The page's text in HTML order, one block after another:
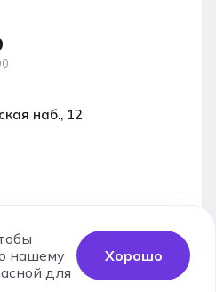
наб., 12
PDF
нашему
для
Хорошо